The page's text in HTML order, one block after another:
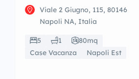
Viale 2 Giugno, 115, 80146
Napoli NA, Italia
5 1
80mq
Case Vacanza
Napoli Est